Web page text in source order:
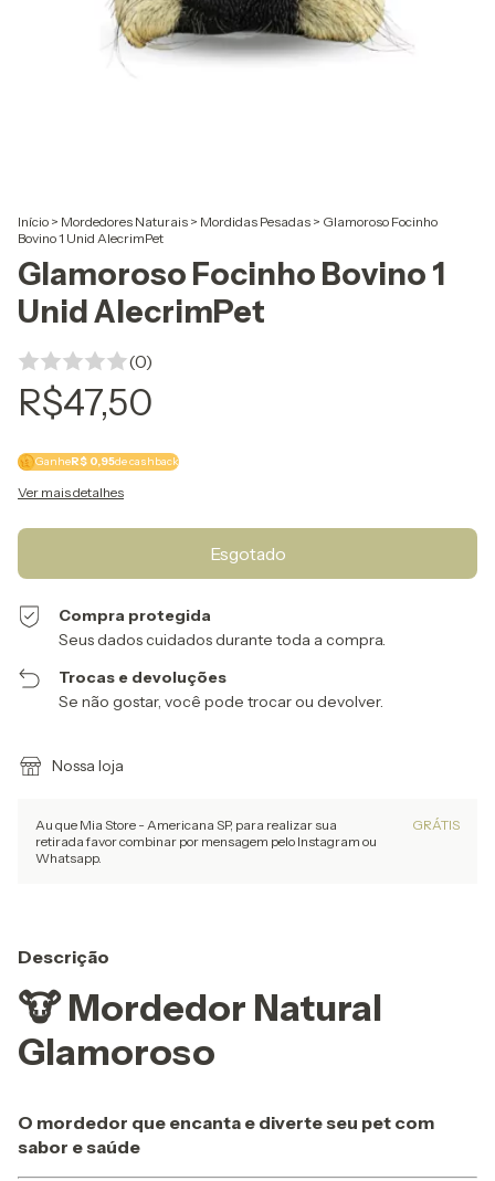
Início > Mordedores Naturais > Mordidas Pesadas > Glamoroso Focinho
Bovino 1 Unid AlecrimPet
Glamoroso Focinho Bovino 1
Unid AlecrimPet
(0)
R$47,50
GanheR$ 0,95de cashback
Ver mais detalhes
Compra protegida
Seus dados cuidados durante toda a compra.
Trocas e devoluções
Se não gostar, você pode trocar ou devolver.
Nossa loja
Au que Mia Store - Americana SP, para realizar sua
retirada favor combinar por mensagem pelo Instagram ou
Whatsapp.
GRÁTIS
Descrição
🐮 Mordedor Natural
Glamoroso
O mordedor que encanta e diverte seu pet com
sabor e saúde